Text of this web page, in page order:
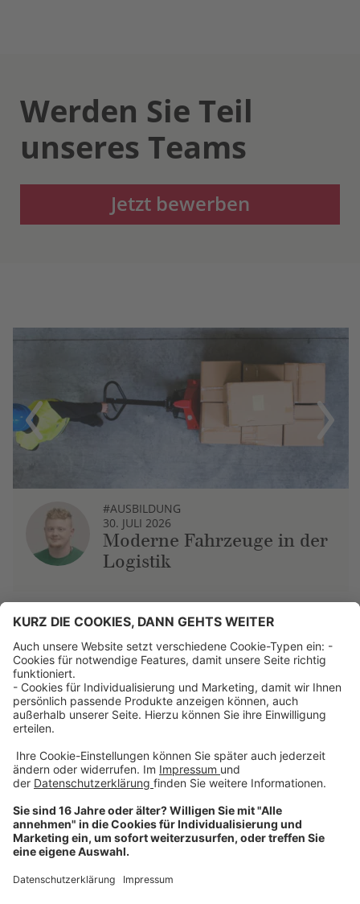
Werden Sie Teil
unseres Teams
Jetzt bewerben
Previous
#AUSBILDUNG
30. JULI 2026
Moderne Fahrzeuge in der
Logistik
Next
Über uns
Dehner Unternehmen
Jobs bei Dehner